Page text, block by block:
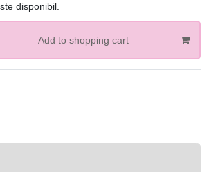
disponibil.
Add to shopping cart